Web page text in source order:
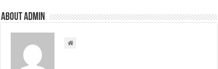
About admin